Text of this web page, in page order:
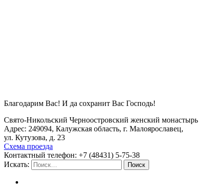
Благодарим Вас! И да сохранит Вас Господь!
Свято-Никольский Черноостровский женский монастырь
Адрес: 249094, Калужская область, г. Малоярославец,
ул. Кутузова, д. 23
Схема проезда
Контактный телефон: +7 (48431) 5-75-38
Искать:
Поиск